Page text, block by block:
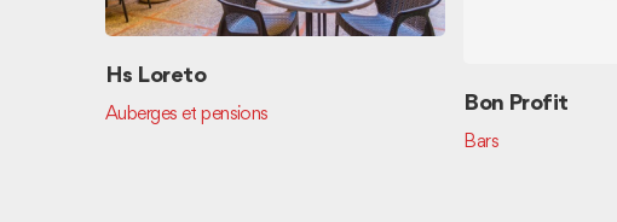
Hs Loreto
Auberges et pensions Bon Profit
Bars